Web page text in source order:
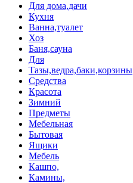
Для дома,дачи
Кухня
Ванна,туалет
Хоз
Баня,сауна
Для
Тазы,ведра,баки,корзины
Средства
Красота
Зимний
Предметы
Мебельная
Бытовая
Ящики
Мебель
Кашпо,
Камины,